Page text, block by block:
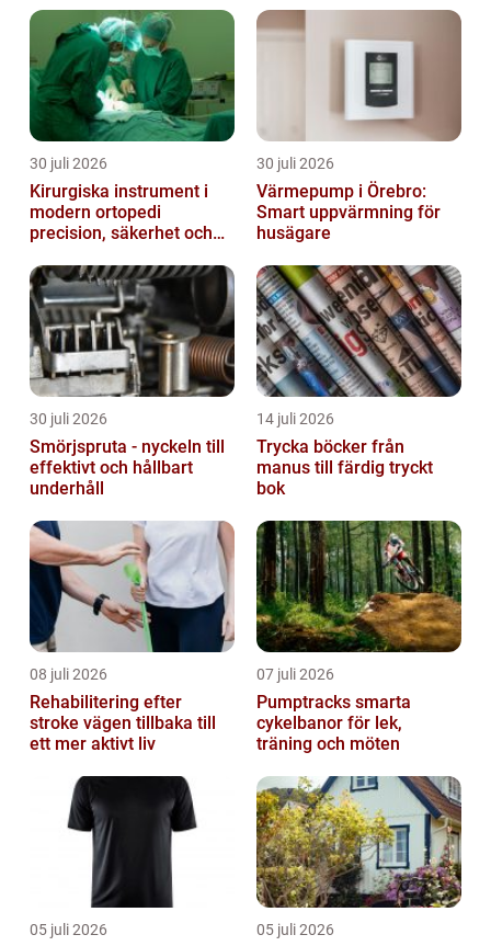
30 juli 2026
Kirurgiska instrument i
modern ortopedi
precision, säkerhet och
30 juli 2026
Värmepump i Örebro:
Smart uppvärmning för
husägare
30 juli 2026
Smörjspruta - nyckeln till
effektivt och hållbart
underhåll
14 juli 2026
Trycka böcker från
manus till färdig tryckt
bok
08 juli 2026
Rehabilitering efter
stroke vägen tillbaka till
ett mer aktivt liv
07 juli 2026
Pumptracks smarta
cykelbanor för lek,
träning och möten
05 juli 2026 05 juli 2026